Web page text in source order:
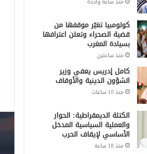
منذ ساعة واحدة
كولومبيا تغيّر موقفها من
قضية الصحراء وتعلن اعترافها
بسيادة المغرب
منذ ساعتين
كامل إدريس يعفي وزير
الشؤون الدينية والأوقاف
منذ 10 ساعات
الكتلة الديمقراطية: الحوار
والعملية السياسية المدخل
الأساسي لإيقاف الحرب
منذ 18 ساعة